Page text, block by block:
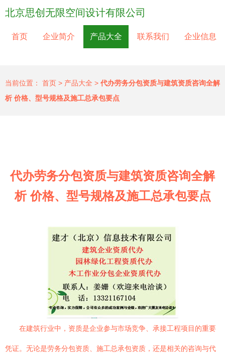
北京思创无限空间设计有限公司
首页 企业简介 产品大全 联系我们 企业信息
当前位置： 首页 > 产品大全 > 代办劳务分包资质与建筑资质咨询全解
析 价格、型号规格及施工总承包要点
代办劳务分包资质与建筑资质咨询全解
析 价格、型号规格及施工总承包要点
在建筑行业中，资质是企业参与市场竞争、承接工程项目的重要
凭证。无论是劳务分包资质、施工总承包资质，还是相关的咨询与代